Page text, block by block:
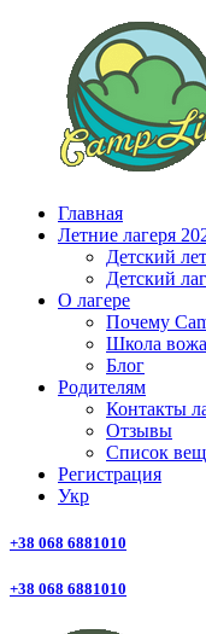
Главная
Летние лагеря
Детский
Детский
О лагере
Почему
Школа
Блог
Родителям
Контакты
Отзывы
Список
Регистрация
Укр
+38 068 6881010
+38 068 6881010